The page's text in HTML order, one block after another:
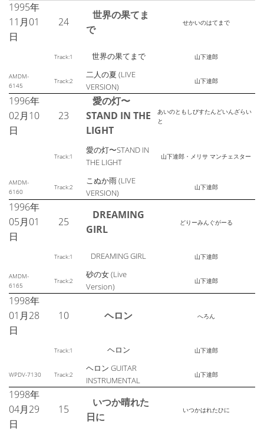
1995年
11月01
日
24
世界の果てま
で
せかいのはてまで
Track:1 世界の果てまで 山下達郎
AMDM-
6145
Track:2
二人の夏 (LIVE
VERSION)
山下達郎
1996年
02月10
日
23
愛の灯〜
STAND IN THE
LIGHT
あいのともしびすたんどいんざらい
と
Track:1
愛の灯〜STAND IN
THE LIGHT
山下達郎・メリサ マンチェスター
AMDM-
6160
Track:2
こぬか雨 (LIVE
VERSION)
山下達郎
1996年
05月01
日
25
DREAMING
GIRL
どりーみんぐがーる
Track:1 DREAMING GIRL 山下達郎
AMDM-
6165
Track:2
砂の女 (Live
Version)
山下達郎
1998年
01月28
日
10 ヘロン へろん
Track:1 ヘロン 山下達郎
WPDV-7130 Track:2
ヘロン GUITAR
INSTRUMENTAL
山下達郎
1998年
04月29
日
15
いつか晴れた
日に
いつかはれたひに